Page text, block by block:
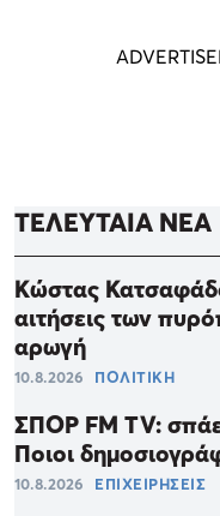
ΤΕΛΕΥΤΑΙΑ ΝΕΑ
Κώστας
αιτήσεις των
αρωγή
10.8.2026 ΠΟΛΙΤΙΚΗ
ΣΠΟΡ FM TV:
Ποιοι
10.8.2026 ΕΠΙΧΕΙΡΗΣΕΙΣ